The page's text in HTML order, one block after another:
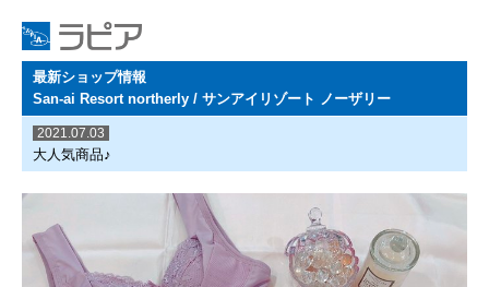
最新ショップ情報
San-ai Resort northerly / サンアイリゾート ノーザリー
2021.07.03
大人気商品♪